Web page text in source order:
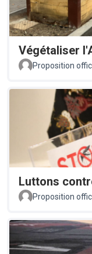
Végétaliser
Proposition
Luttons
Proposition